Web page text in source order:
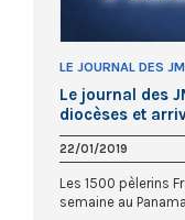
LE JOURNAL DES
Le journal des
diocèses et
22/01/2019
Les 1500 pèlerins
semaine au